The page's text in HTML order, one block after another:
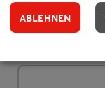
ABLEHNEN